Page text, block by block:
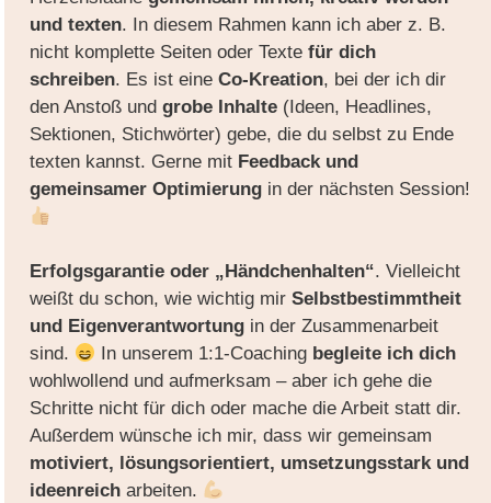
und texten. In diesem Rahmen kann ich aber z. B.
nicht komplette Seiten oder Texte für dich
schreiben. Es ist eine Co-Kreation, bei der ich dir
den Anstoß und grobe Inhalte(Ideen, Headlines,
Sektionen, Stichwörter) gebe, die du selbst zu Ende
texten kannst. Gerne mit Feedback und
gemeinsamer Optimierungin der nächsten Session!
Erfolgsgarantie oder „Händchenhalten“. Vielleicht
weißt du schon, wie wichtig mir Selbstbestimmtheit
und Eigenverantwortungin der Zusammenarbeit
sind.
In unserem 1:1-Coaching begleite ich dich
wohlwollend und aufmerksam – aber ich gehe die
Schritte nicht für dich oder mache die Arbeit statt dir.
Außerdem wünsche ich mir, dass wir gemeinsam
motiviert, lösungsorientiert, umsetzungsstark und
ideenreicharbeiten.